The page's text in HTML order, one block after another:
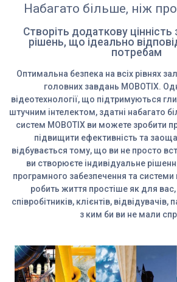
Набагато більше, ніж
Створіть додаткову
рішень, що ідеально
потребам
Оптимальна безпека на всіх рівнях
головних завдань MOBOTIX.
відеотехнології, що підтримуються
штучним інтелектом, здатні набагато
систем MOBOTIX ви можете зробити
підвищити ефективність та
відбувається тому, що ви не просто
ви створюєте індивідуальне
програмного забезпечення та
робить життя простіше як для
співробітників, клієнтів, відвідувачів,
з ким би ви не мали